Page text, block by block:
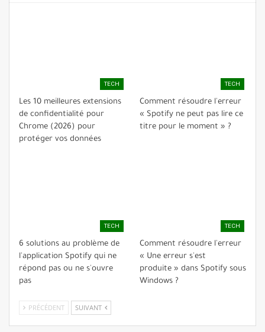
TECH
Les 10 meilleures extensions
de confidentialité pour
Chrome (2026) pour
protéger vos données
TECH
Comment résoudre l'erreur
« Spotify ne peut pas lire ce
titre pour le moment » ?
TECH
6 solutions au problème de
l'application Spotify qui ne
répond pas ou ne s'ouvre
pas
TECH
Comment résoudre l'erreur
« Une erreur s'est
produite » dans Spotify sous
Windows ?
PRÉCÉDENT SUIVANT